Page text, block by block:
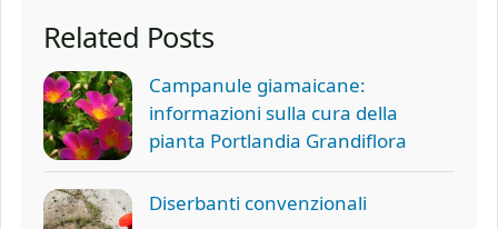
Related Posts
Campanule giamaicane:
informazioni sulla cura della
pianta Portlandia Grandiflora
Diserbanti convenzionali